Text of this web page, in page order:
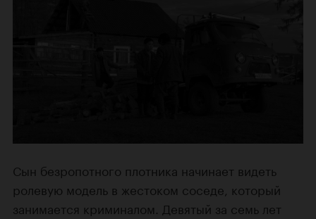
Сын безропотного плотника начинает видеть
ролевую модель в жестоком соседе, который
занимается криминалом. Девятый за семь лет